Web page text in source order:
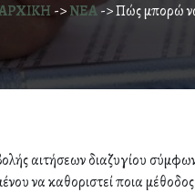
->ΝΕΑ->Πώς μπορώ
αιτήσεων διαζυγίου σύμφωνα
να καθοριστεί ποια